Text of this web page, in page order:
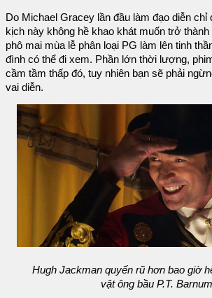
Do Michael Gracey lần đầu làm đạo diễn chỉ
kịch này không hề khao khát muốn trở
phô mai mùa lễ phân loại PG làm lên tinh
đình có thể đi xem. Phần lớn thời lượng,
cầm tầm thấp đó, tuy nhiên bạn sẽ phải
vai diễn.
Hugh Jackman quyến rũ hơn bao giờ
vật ông bầu P.T. Barnum